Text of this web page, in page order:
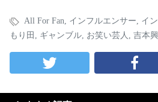
All For Fan, インフルエンサー, イ
もり田 , ギャンブル, お笑い芸人 , 吉本